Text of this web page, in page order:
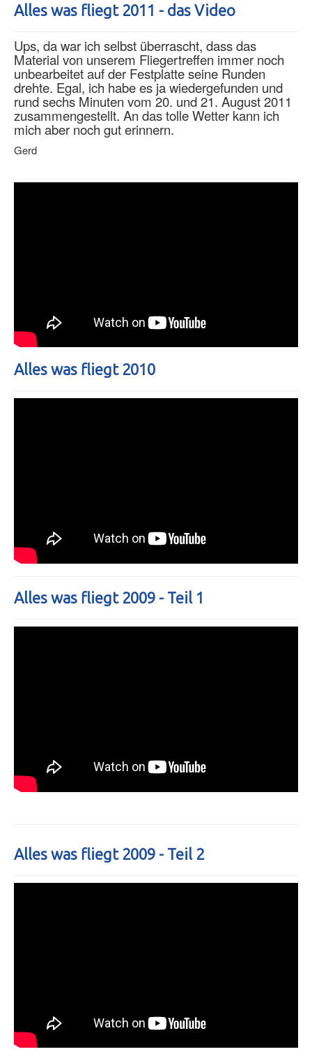
Alles was fliegt 2011 - das Video
Ups, da war ich selbst überrascht, dass das
Material von unserem Fliegertreffen immer noch
unbearbeitet auf der Festplatte seine Runden
drehte. Egal, ich habe es ja wiedergefunden und
rund sechs Minuten vom 20. und 21. August 2011
zusammengestellt. An das tolle Wetter kann ich
mich aber noch gut erinnern.
Gerd
Alles was fliegt 2010
Alles was fliegt 2009 - Teil 1
Alles was fliegt 2009 - Teil 2